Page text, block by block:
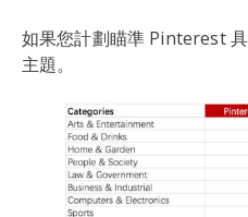
如果您計劃瞄準 Pinterest
主題。